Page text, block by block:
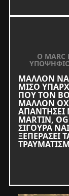
O
ΜΑΛΛΟΝ
ΜΙΣΟ
ΠΟΥ ΤΟΝ
ΜΑΛΛΟΝ
ΑΠΑΝΤΗΣΕΙ
MARTIN,
ΣΙΓΟΥΡΑ
ΞΕΠΕΡΑΣΕΙ